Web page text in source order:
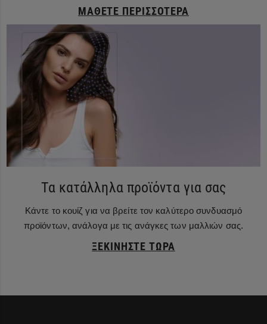
ΜΆΘΕΤΕ ΠΕΡΙΣΣΌΤΕΡΑ
Τα κατάλληλα προϊόντα για σας
Κάντε το κουίζ για να βρείτε τον καλύτερο συνδυασμό
προϊόντων, ανάλογα με τις ανάγκες των μαλλιών σας.
ΞΕΚΙΝΉΣΤΕ ΤΏΡΑ